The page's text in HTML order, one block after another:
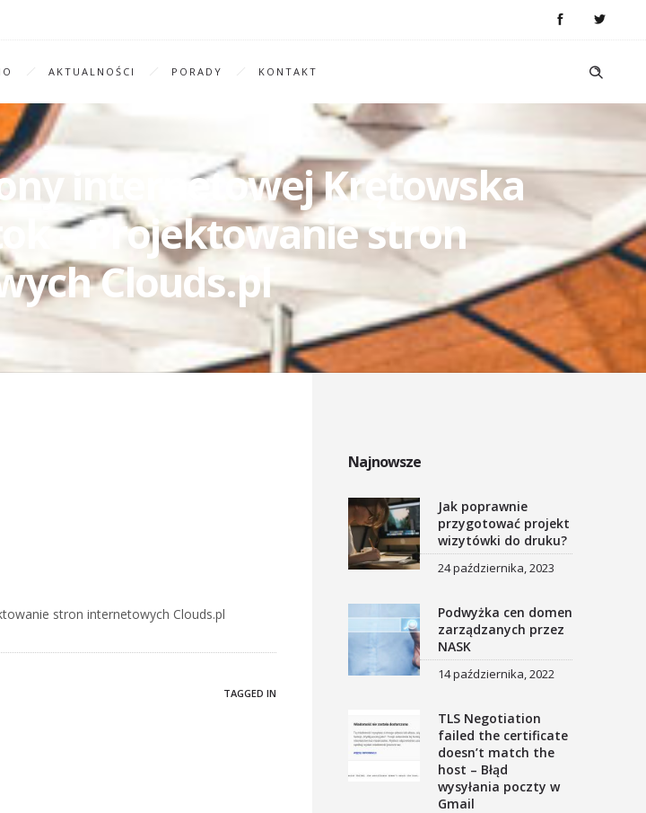
AKTUALNOŚCI PORADY KONTAKT
internetowej Krętowska
– Projektowanie stron
Clouds.pl
stron internetowych Clouds.pl
TAGGED IN
Najnowsze
Jak poprawnie
przygotować projekt
wizytówki do druku?
24 października, 2023
Podwyżka cen domen
zarządzanych przez
NASK
14 października, 2022
TLS Negotiation
failed the certificate
doesn’t match the
host – Błąd
wysyłania poczty w
Gmail